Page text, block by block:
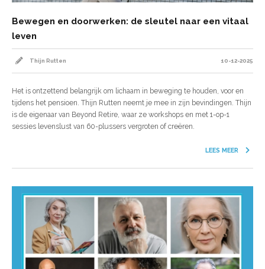
Bewegen en doorwerken: de sleutel naar een vitaal
leven
Thijn Rutten 10-12-2025
Het is ontzettend belangrijk om lichaam in beweging te houden, voor en
tijdens het pensioen. Thijn Rutten neemt je mee in zijn bevindingen. Thijn
is de eigenaar van Beyond Retire, waar ze workshops en met 1-op-1
sessies levenslust van 60-plussers vergroten of creëren.
LEES MEER